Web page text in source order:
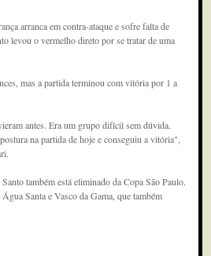
arranca em contra-ataque e sofre falta de
levou o vermelho direto por se tratar de uma
mas a partida terminou com vitória por 1 a
antes. Era um grupo difícil sem dúvida.
na partida de hoje e conseguiu a vitória",
também está eliminado da Copa São Paulo.
Santa e Vasco da Gama, que também